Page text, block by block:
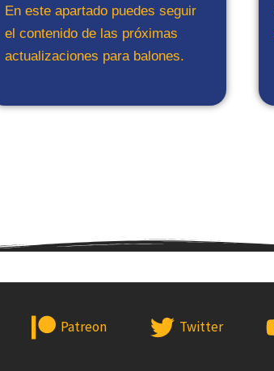
En este apartado puedes seguir
el contenido de las próximas
actualizaciones para balones.
Patreon Twitter